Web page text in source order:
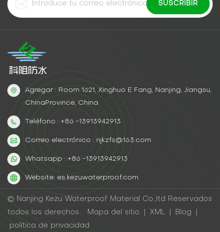
Agregar : Room 1621, Xinghuo E Fang, Nanjing, Jiangsu,
ChinaProvince, China
Teléfono : +86 -13913942913
Correo electrónico : njkzfs@163.com
Whatsapp : +86 -13913942913
Website: es.kezuwaterproof.com
© Nanjing Kezu Waterproof Material Co.,ltd Reservados
todos los derechos .
Mapa del sitio XML Blog
política de privacidad